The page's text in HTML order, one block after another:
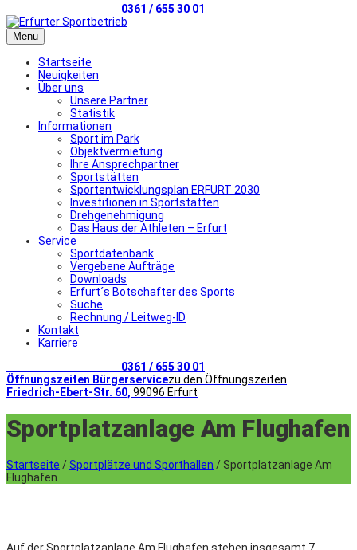
0361 / 655 30 01
Menu
Startseite
Neuigkeiten
Über uns
Unsere Partner
Statistik
Informationen
Sport im Park
Objektvermietung
Ihre Ansprechpartner
Sportstätten
Sportentwicklungsplan ERFURT 2030
Investitionen in Sportstätten
Drehgenehmigung
Das Haus der Athleten – Erfurt
Service
Sportdatenbank
Vergebene Aufträge
Downloads
Erfurt´s Botschafter des Sports
Suche
Rechnung / Leitweg-ID
Kontakt
Karriere
0361 / 655 30 01
Öffnungszeiten Bürgerservicezu den Öffnungszeiten
Friedrich-Ebert-Str. 60, 99096 Erfurt
Sportplatzanlage Am Flughafen
Startseite /Sportplätze und Sporthallen / Sportplatzanlage Am
Flughafen